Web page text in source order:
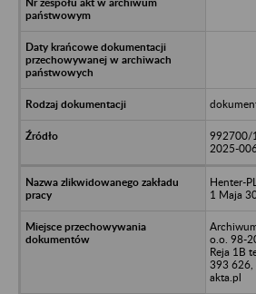
992700/
2025-
Henter-
1 Maja
o.o. 98-
Reja 1B
393 626,
akta.pl